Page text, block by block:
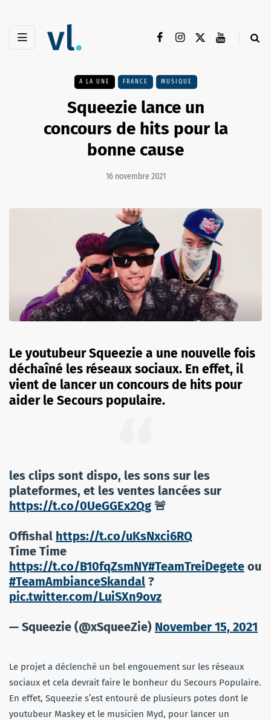
A LA UNE FRANCE MUSIQUE
Squeezie lance un
concours de hits pour la
bonne cause
16 novembre 2021
Le youtubeur Squeezie a une nouvelle fois
déchaîné les réseaux sociaux. En effet, il
vient de lancer un concours de hits pour
aider le Secours populaire.
les clips sont dispo, les sons sur les
plateformes, et les ventes lancées sur
https://t.co/0UeGGEx2Qg 🚨
Offishal https://t.co/uKsNxci6RQ
Time Time
https://t.co/B10fqZsmNY#TeamTreiDegete ou
#TeamAmbianceSkandal ?
pic.twitter.com/LuiSXn9ovz
— Squeezie (@xSqueeZie) November 15, 2021
Le projet a déclenché un bel engouement sur les réseaux
sociaux et cela devrait faire le bonheur du Secours Populaire.
En effet, Squeezie s’est entouré de plusieurs potes dont le
youtubeur Maskey et le musicien Myd, pour lancer un